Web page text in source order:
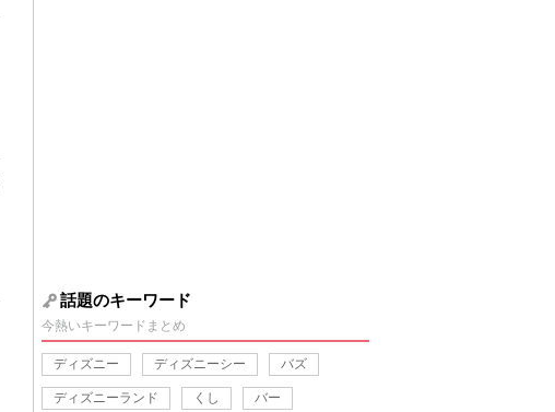
話題のキーワード
今熱いキーワードまとめ
ディズニー ディズニーシー バズ
ディズニーランド くし バー